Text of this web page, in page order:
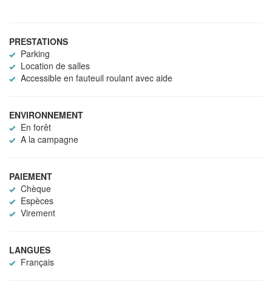
PRESTATIONS
Parking
Location de salles
Accessible en fauteuil roulant avec aide
ENVIRONNEMENT
En forêt
A la campagne
PAIEMENT
Chèque
Espèces
Virement
LANGUES
Français